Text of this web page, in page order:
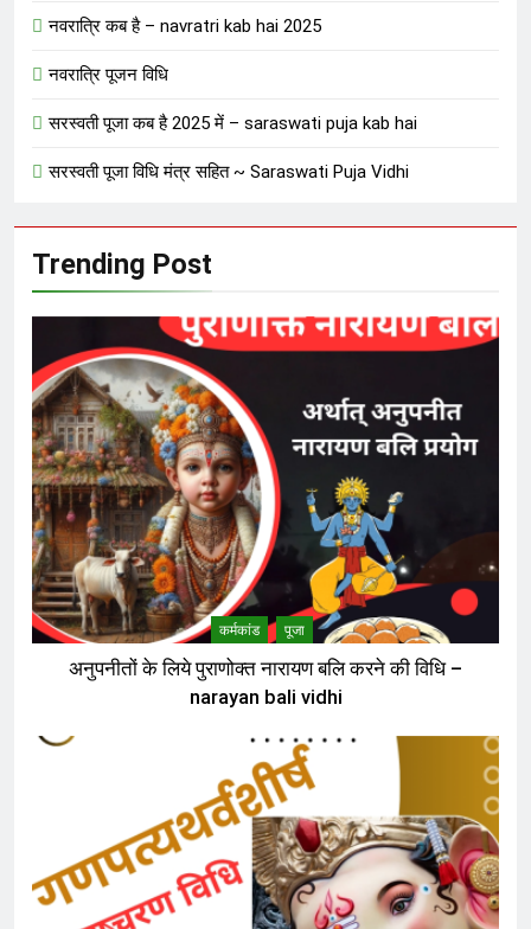
नवरात्रि कब है – navratri kab hai 2025
नवरात्रि पूजन विधि
सरस्वती पूजा कब है 2025 में – saraswati puja kab hai
सरस्वती पूजा विधि मंत्र सहित ~ Saraswati Puja Vidhi
Trending Post
कर्मकांड पूजा
अनुपनीतों के लिये पुराणोक्त नारायण बलि करने की विधि –
narayan bali vidhi